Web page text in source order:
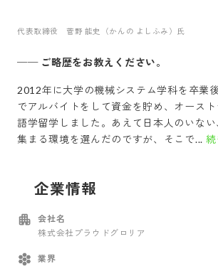
代表取締役 菅野 能史（かんの よしふみ）氏
── ご略歴をお教えください。
2012年に大学の機械システム学科を卒業
でアルバイトをして資金を貯め、オース
語学留学しました。あえて日本人のいな
集まる環境を選んだのですが、そこで...
企業情報
会社名
株式会社プラウドグロリア
業界